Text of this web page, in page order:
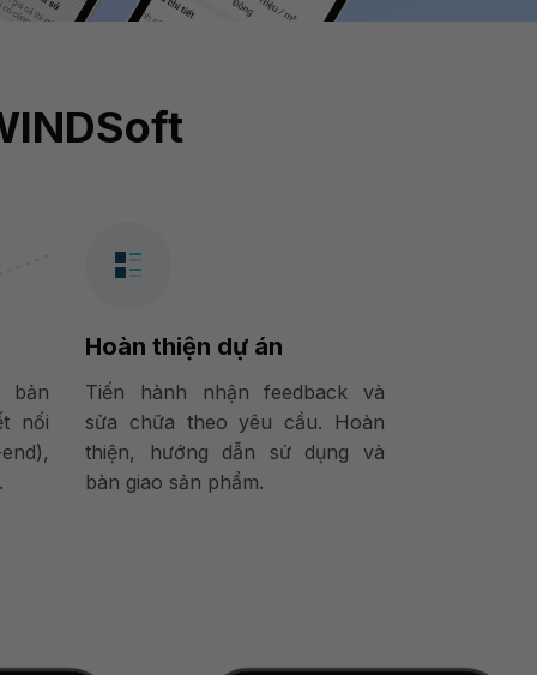
bản
nối
Hoàn thiện dự án
Tiến hành nhận feedback và
sửa chữa theo yêu cầu. Hoàn
thiện, hướng dẫn sử dụng và
bàn giao sản phẩm.